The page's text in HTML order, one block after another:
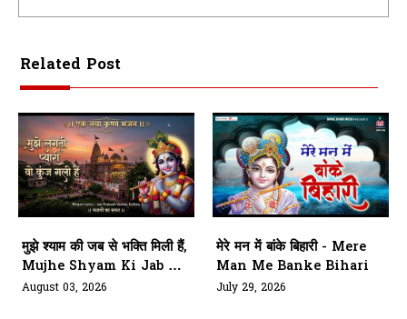
Related Post
मुझे श्याम की जब से भक्ति मिली हैं,
Mujhe Shyam Ki Jab Se
Bhakti Mili Hai
August 03, 2026
मेरे मन में बांके बिहारी - Mere
Man Me Banke Bihari
July 29, 2026